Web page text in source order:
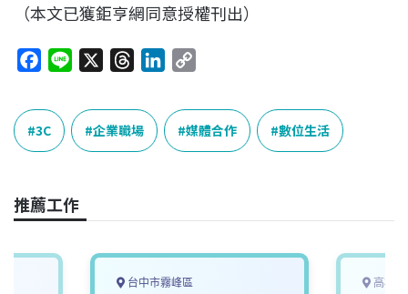
（本文已獲鉅亨網同意授權刊出）
c
e
b
o
k
e
r
e
a
k
e
n
p
y
L
k
3C 企業職場 媒體合作 數位生活
推薦工作
台中市霧峰區 高雄